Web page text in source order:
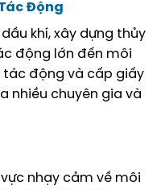
Động
khí, xây dựng thủy
động lớn đến môi
tác động và cấp giấy
nhiều chuyên gia và
nhạy cảm về môi